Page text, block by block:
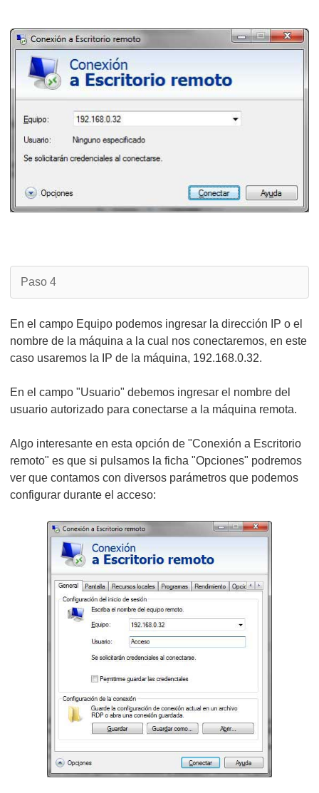
Paso 4
En el campo Equipo podemos ingresar la dirección IP o el
nombre de la máquina a la cual nos conectaremos, en este
caso usaremos la IP de la máquina, 192.168.0.32.
En el campo "Usuario" debemos ingresar el nombre del
usuario autorizado para conectarse a la máquina remota.
Algo interesante en esta opción de "Conexión a Escritorio
remoto" es que si pulsamos la ficha "Opciones" podremos
ver que contamos con diversos parámetros que podemos
configurar durante el acceso: